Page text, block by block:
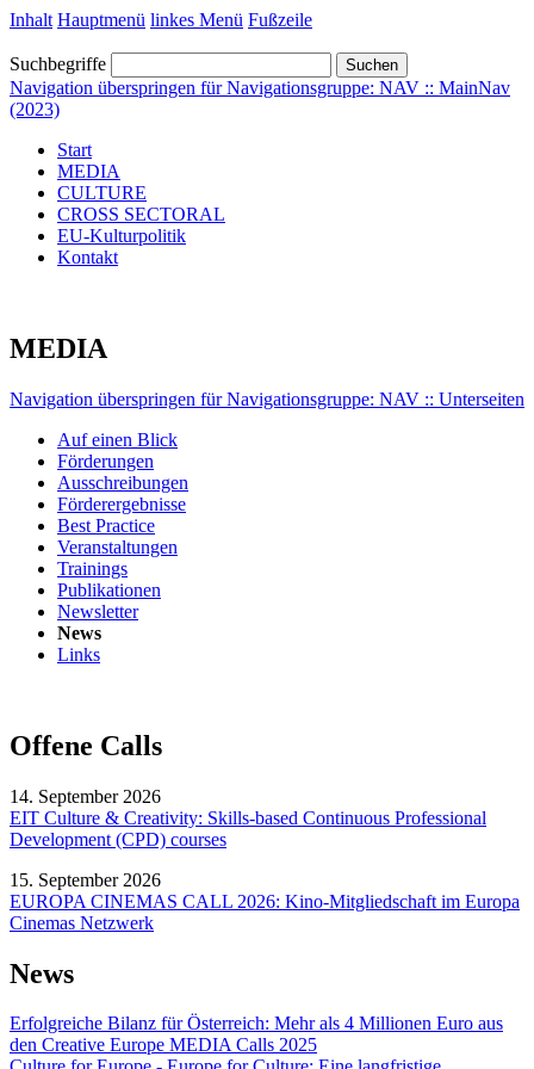
Inhalt Hauptmenü linkes Menü Fußzeile
Suchbegriffe Suchen
Navigation überspringen für Navigationsgruppe: NAV :: MainNav
(2023)
Start
MEDIA
CULTURE
CROSS SECTORAL
EU-Kulturpolitik
Kontakt
MEDIA
Navigation überspringen für Navigationsgruppe: NAV :: Unterseiten
Auf einen Blick
Förderungen
Ausschreibungen
Förderergebnisse
Best Practice
Veranstaltungen
Trainings
Publikationen
Newsletter
News
Links
Offene Calls
14. September 2026
EIT Culture & Creativity: Skills-based Continuous Professional
Development (CPD) courses
15. September 2026
EUROPA CINEMAS CALL 2026: Kino-Mitgliedschaft im Europa
Cinemas Netzwerk
News
Erfolgreiche Bilanz für Österreich: Mehr als 4 Millionen Euro aus
den Creative Europe MEDIA Calls 2025